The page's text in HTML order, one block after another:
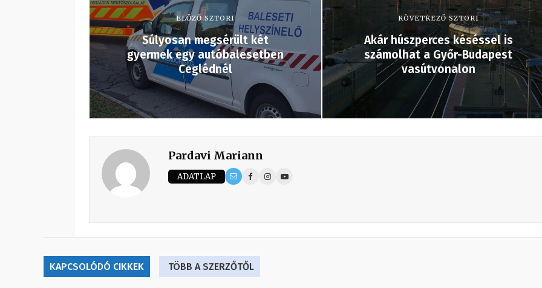
ELŐZŐ SZTORI
Súlyosan megsérült két
gyermek egy autóbalesetben
Ceglédnél
KÖVETKEZŐ SZTORI
Akár húszperces késéssel is
számolhat a Győr-Budapest
vasútvonalon
Pardavi Mariann
ADATLAP
KAPCSOLÓDÓ CIKKEK TÖBB A SZERZŐTŐL